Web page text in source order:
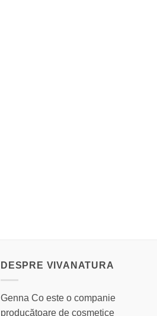
DESPRE VIVANATURA
Genna Co este o companie
producătoare de cosmetice